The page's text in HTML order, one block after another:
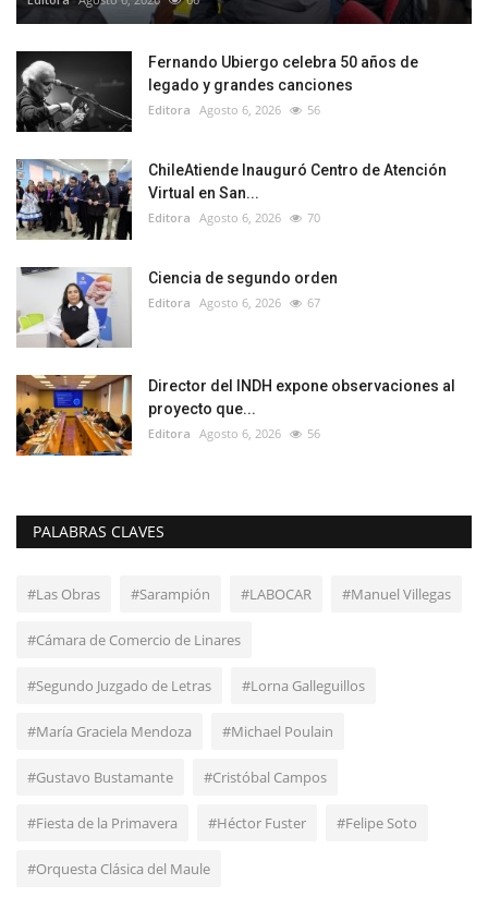
Fernando Ubiergo celebra 50 años de
legado y grandes canciones
Editora Agosto 6, 2026 56
ChileAtiende Inauguró Centro de Atención
Virtual en San...
Editora Agosto 6, 2026 70
Ciencia de segundo orden
Editora Agosto 6, 2026 67
Director del INDH expone observaciones al
proyecto que...
Editora Agosto 6, 2026 56
PALABRAS CLAVES
#Las Obras #Sarampión #LABOCAR #Manuel Villegas
#Cámara de Comercio de Linares
#Segundo Juzgado de Letras #Lorna Galleguillos
#María Graciela Mendoza #Michael Poulain
#Gustavo Bustamante #Cristóbal Campos
#Fiesta de la Primavera #Héctor Fuster #Felipe Soto
#Orquesta Clásica del Maule